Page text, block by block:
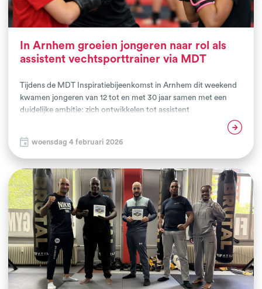
In Arnhem groeien jongeren naar rol als
assistent vechtsporttrainer via MDT
Tijdens de MDT Inspiratiebijeenkomst in Arnhem dit weekend
kwamen jongeren van 12 tot en met 30 jaar samen met een
duidelijke ambitie: zich ontwikkelen tot assistent
vechtsporttrainer. De bijeenkomst kenmerkte zich door een
grote mate van betrokkenheid, motivatie en de wens om via
sport te werken aan persoonlijke groei en maatschappelijke
inzet.Een uitspraak van een van de deelnemers vat de kern van
de bijeenkomst treffend samen: 'Ik wil graag leren dat ik durf
les te geven.'
woensdag 4 februari 2026